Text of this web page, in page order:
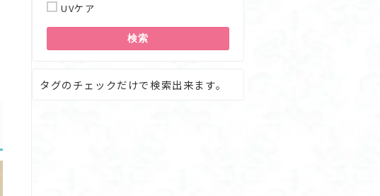
UVケア
検索
タグのチェックだけで検索出来ます。